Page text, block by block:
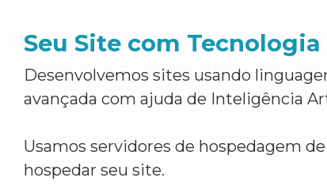
Seu Site com Tecnologia
Desenvolvemos sites usando
avançada com ajuda de Inteligência
Usamos servidores de hospedagem
hospedar seu site.